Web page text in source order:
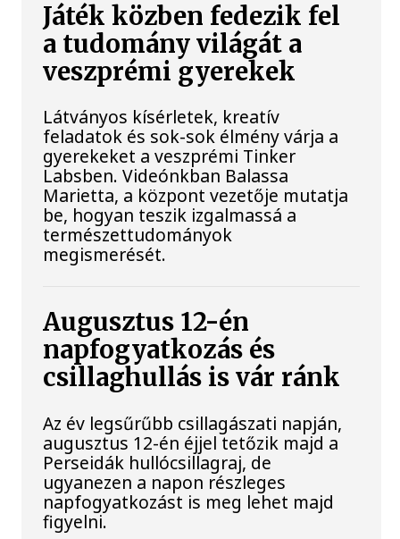
Játék közben fedezik fel
a tudomány világát a
veszprémi gyerekek
Látványos kísérletek, kreatív
feladatok és sok-sok élmény várja a
gyerekeket a veszprémi Tinker
Labsben. Videónkban Balassa
Marietta, a központ vezetője mutatja
be, hogyan teszik izgalmassá a
természettudományok
megismerését.
Augusztus 12-én
napfogyatkozás és
csillaghullás is vár ránk
Az év legsűrűbb csillagászati napján,
augusztus 12-én éjjel tetőzik majd a
Perseidák hullócsillagraj, de
ugyanezen a napon részleges
napfogyatkozást is meg lehet majd
figyelni.